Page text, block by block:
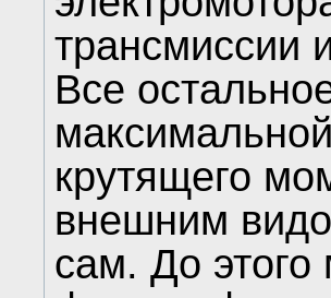
трансмиссии
Все
крутящего
внешним
сам. До